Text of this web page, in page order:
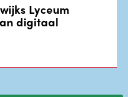
Lyceum
digitaal